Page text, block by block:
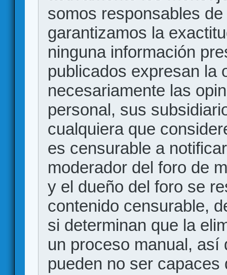
somos responsables
garantizamos la
ninguna información
publicados expresan la
necesariamente las
personal, sus
cualquiera que
es censurable a
moderador del foro de
y el dueño del foro se
contenido censurable,
si determinan que la
un proceso manual, así
pueden no ser